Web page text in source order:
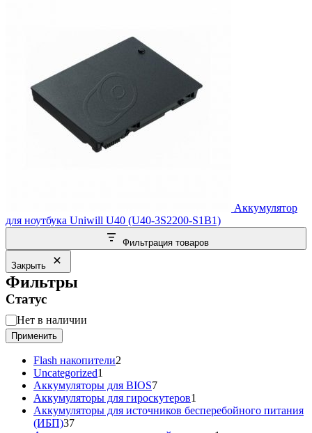
Аккумулятор
для ноутбука Uniwill U40 (U40-3S2200-S1B1)
Фильтрация товаров
Закрыть
Фильтры
Статус
Статус
Нет в наличии
Применить
Flash накопители2
Uncategorized1
товар
Аккумуляторы для BIOS77
товаров
Аккумуляторы для гироскутеров1
товар
Аккумуляторы для источников бесперебойного питания
(ИБП)3737